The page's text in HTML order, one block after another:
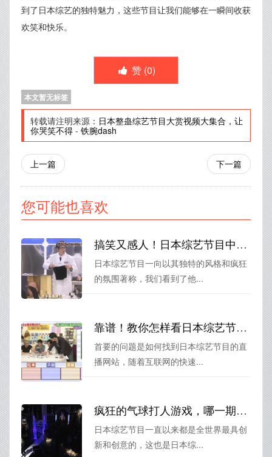
到了日本综艺的独特魅力，这些节目让我们能够在一瞬间收获
欢笑和快乐。
赞 (0)
本文暂无标签
转载请注明来源： 日本整蛊综艺节目大赏视频大集合，让
你哭笑不得 - 铁腕dash
上一篇 下一篇
您可能也喜欢
搞笑又感人！日本综艺节目中明星和粉丝的情感交错
日本综艺节目一向以其独特的风格和疯狂
的氛围著称，我们看到了他...
靠谱！教你怎样看日本综艺节目视频直播
首要的问题是如何找到日本综艺节目的直
播网站，随着互联网的快速...
疯狂的气球打人游戏，哪一期的日本综艺走在前沿？
日本综艺节目一直以来都是全世界最具创
新和创意的，这也是日本综...